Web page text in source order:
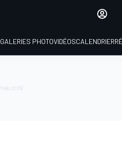
GALERIES PHOTOVIDÉOSCALENDRIER